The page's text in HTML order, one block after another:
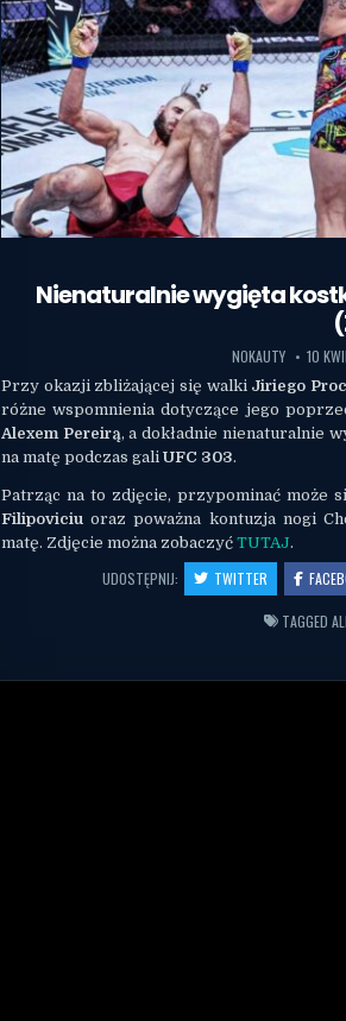
Nienaturalnie wygięta
NOKAUTY 10
Przy okazji zbliżającej się walki Jiriego
różne wspomnienia dotyczące jego
Alexem Pereirą, a dokładnie nienaturalnie
na matę podczas galiUFC 303.
Patrząc na to zdjęcie, przypominać może
Filipoviciu oraz poważna kontuzja nogi
matę. Zdjęcie można zobaczyćTUTAJ.
UDOSTĘPNIJ: TWITTER
TAGGED